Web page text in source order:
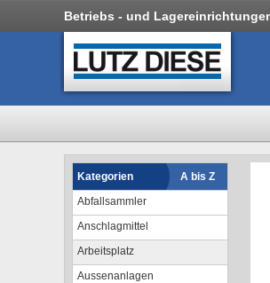
Betriebs - und
Kategorien
A bis Z
Abfallsammler
Anschlagmittel
Arbeitsplatz
Aussenanlagen